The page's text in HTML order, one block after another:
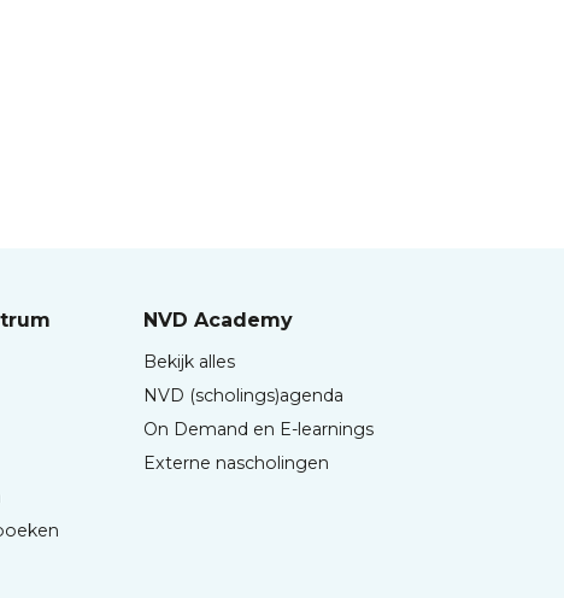
NVD Academy
Bekijk alles
NVD (scholings)agenda
On Demand en E-learnings
Externe nascholingen